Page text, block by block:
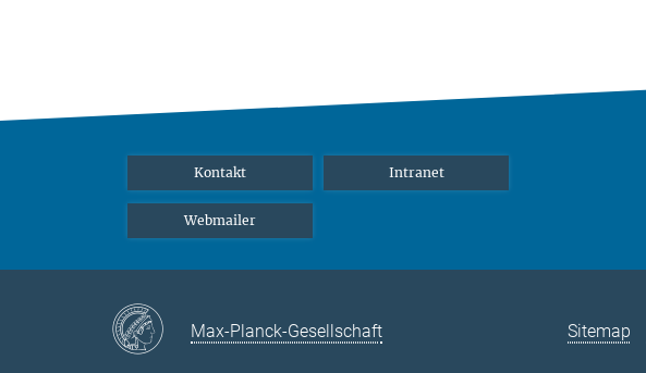
Kontakt Intranet
Webmailer
Max-Planck-Gesellschaft Sitemap